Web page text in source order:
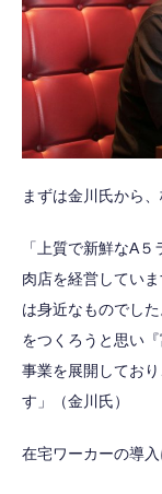
まずは金川氏から
「上質で新鮮なA
肉店を経営してい
は身近なものでし
をつくろうと思い
事業を展開してお
す」（金川氏）
在宅ワーカーの導